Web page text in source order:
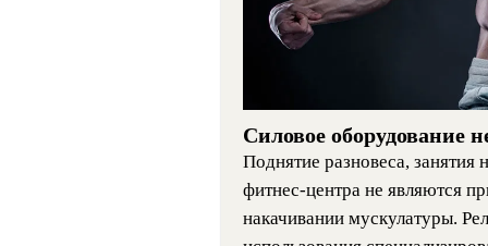
Силовое оборудование
Поднятие разновеса, занятия
фитнес-центра не являются
накачивании мускулатуры.